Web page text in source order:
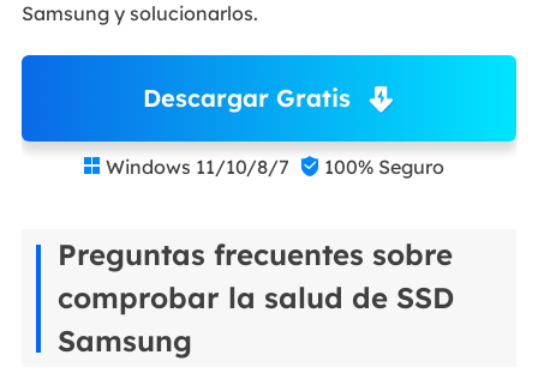
Samsung y solucionarlos.
Descargar Gratis
 Windows 11/10/8/7  100% Seguro
Preguntas frecuentes sobre
comprobar la salud de SSD
Samsung